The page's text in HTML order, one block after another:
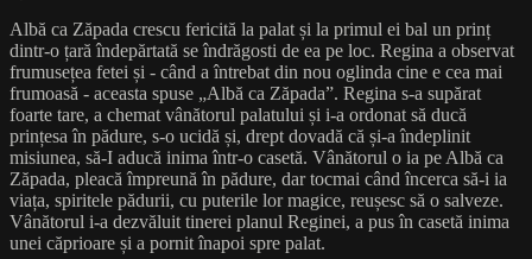
Albă ca Zăpada crescu fericită la palat și la primul ei bal un prinț
dintr-o țară îndepărtată se îndrăgosti de ea pe loc. Regina a observat
frumusețea fetei și - când a întrebat din nou oglinda cine e cea mai
frumoasă - aceasta spuse „Albă ca Zăpada”. Regina s-a supărat
foarte tare, a chemat vânătorul palatului și i-a ordonat să ducă
prințesa în pădure, s-o ucidă și, drept dovadă că și-a îndeplinit
misiunea, să-I aducă inima într-o casetă. Vânătorul o ia pe Albă ca
Zăpada, pleacă împreună în pădure, dar tocmai când încerca să-i ia
viața, spiritele pădurii, cu puterile lor magice, reușesc să o salveze.
Vânătorul i-a dezvăluit tinerei planul Reginei, a pus în casetă inima
unei căprioare și a pornit înapoi spre palat.